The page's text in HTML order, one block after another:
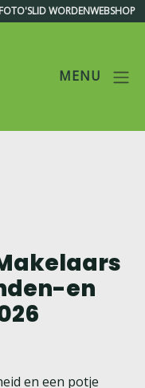
FOTO'SLID WORDENWEBSHOP
MENU
en
en een potje